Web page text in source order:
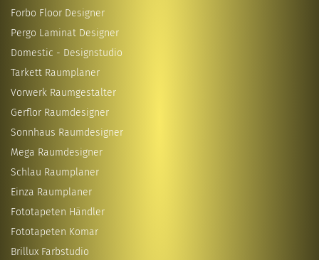
Forbo Floor Designer
Pergo Laminat Designer
Domestic - Designstudio
Tarkett Raumplaner
Vorwerk Raumgestalter
Gerflor Raumdesigner
Sonnhaus Raumdesigner
Mega Raumdesigner
Schlau Raumplaner
Einza Raumplaner
Fototapeten Händler
Fototapeten Komar
Brillux Farbstudio